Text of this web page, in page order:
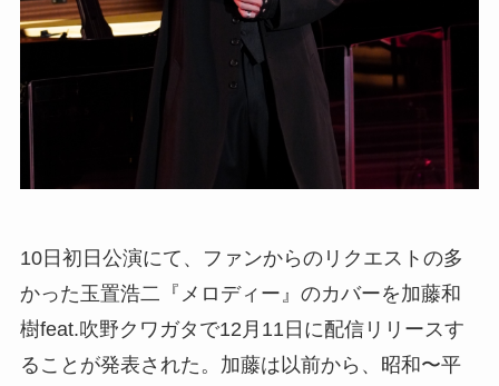
10日初日公演にて、ファンからのリクエストの多
かった玉置浩二『メロディー』のカバーを加藤和
樹feat.吹野クワガタで12月11日に配信リリースす
ることが発表された。加藤は以前から、昭和〜平